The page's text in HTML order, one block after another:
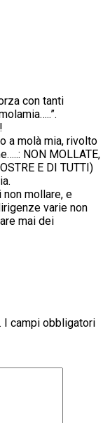
con tanti
a molà mia, rivolto
NON MOLLATE,
E DI TUTTI)
non mollare, e
varie non
mai dei
I campi obbligatori